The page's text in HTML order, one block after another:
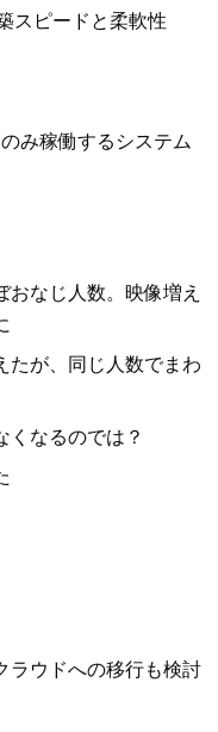
スピードと柔軟性
み稼働するシステム
なじ人数。映像増え
たが、同じ人数でまわ
くなるのでは？
ラウドへの移行も検討